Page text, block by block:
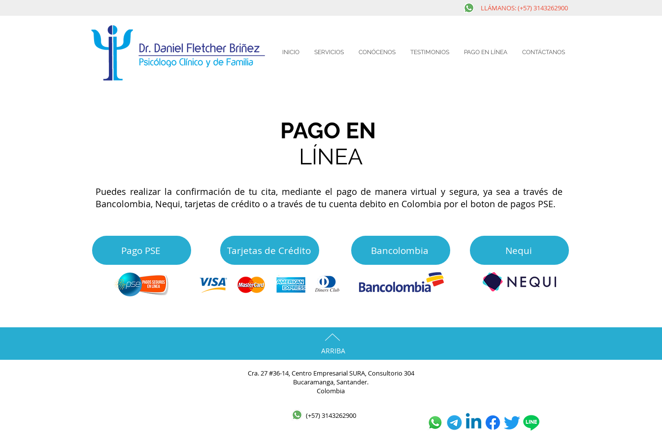
LLÁMANOS: (+57) 3143262900
INICIO SERVICIOS CONÓCENOS TESTIMONIOS PAGO EN LÍNEA CONTÁCTANOS
PAGO EN
LÍNEA
Puedes realizar la confirmación de tu cita, mediante el pago de manera virtual y segura, ya sea a través de
Bancolombia, Nequi, tarjetas de crédito o a través de tu cuenta debito en Colombia por el boton de pagos PSE.
Pago PSE Tarjetas de Crédito Bancolombia Nequi
ARRIBA
Cra. 27 #36-14, Centro Empresarial SURA, Consultorio 304
Bucaramanga, Santander.
Colombia
(+57) 3143262900